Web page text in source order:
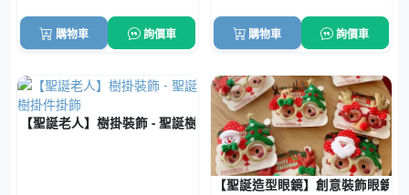
購物車 詢價車 購物車 詢價車
【聖誕老人】樹掛裝飾 - 聖誕樹掛件掛飾
【聖誕造型眼鏡】創意裝飾眼鏡-